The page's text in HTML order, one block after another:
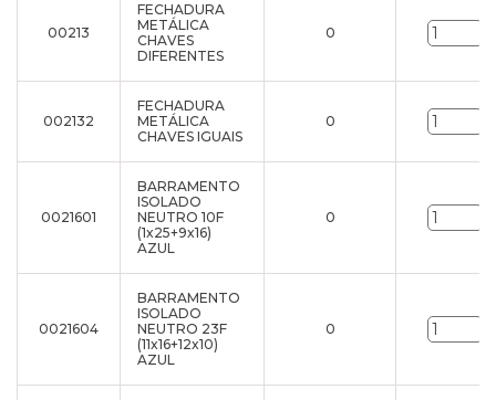
00213
FECHADURA
METÁLICA
CHAVES
DIFERENTES
0
002132
FECHADURA
METÁLICA
CHAVES IGUAIS
0
0021601
BARRAMENTO
ISOLADO
NEUTRO 10F
(1x25+9x16)
AZUL
0
0021604
BARRAMENTO
ISOLADO
NEUTRO 23F
(11x16+12x10)
AZUL
0